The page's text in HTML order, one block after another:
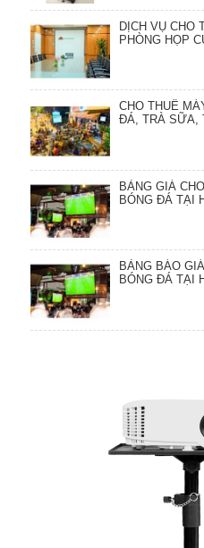
DỊCH VỤ CHO
PHÒNG HỌP
CHO THUÊ
ĐÁ, TRÀ SỮA,
BẢNG GIÁ
BÓNG ĐÁ TẠI
BẢNG BÁO
BÓNG ĐÁ TẠI